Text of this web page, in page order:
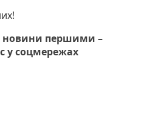
новини першими –
у соцмережах